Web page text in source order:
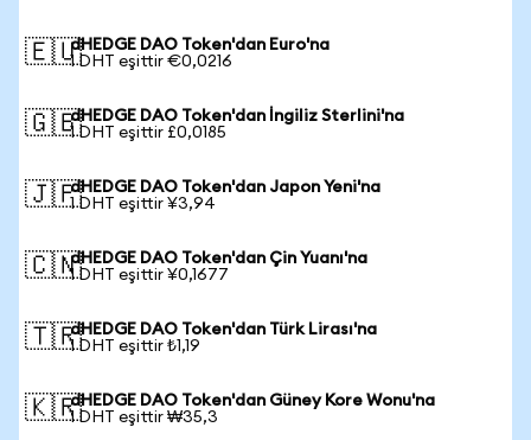
🇪🇺dHEDGE DAO Token'dan Euro'na
1 DHT eşittir €0,0216
🇬🇧dHEDGE DAO Token'dan İngiliz Sterlini'na
1 DHT eşittir £0,0185
🇯🇵dHEDGE DAO Token'dan Japon Yeni'na
1 DHT eşittir ¥3,94
🇨🇳dHEDGE DAO Token'dan Çin Yuanı'na
1 DHT eşittir ¥0,1677
🇹🇷dHEDGE DAO Token'dan Türk Lirası'na
1 DHT eşittir ₺1,19
🇰🇷dHEDGE DAO Token'dan Güney Kore Wonu'na
1 DHT eşittir ₩35,3